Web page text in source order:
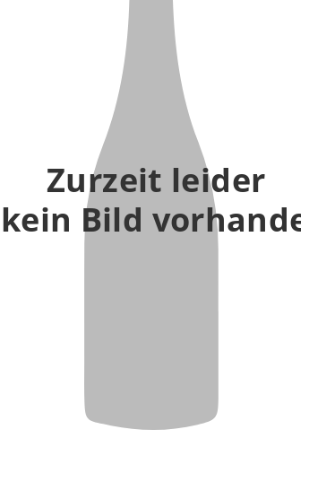
Zurzeit leider
kein Bild vorhanden